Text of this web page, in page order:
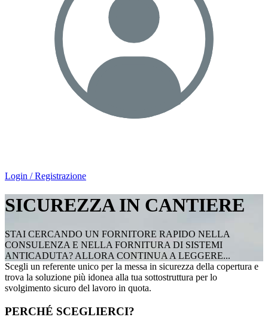
Login / Registrazione
SICUREZZA IN CANTIERE
STAI CERCANDO UN FORNITORE RAPIDO NELLA
CONSULENZA E NELLA FORNITURA DI SISTEMI
ANTICADUTA? ALLORA CONTINUA A LEGGERE...
Scegli un referente unico per la messa in sicurezza della copertura e
trova la soluzione più idonea alla tua sottostruttura per lo
svolgimento sicuro del lavoro in quota.
PERCHÉ SCEGLIERCI?